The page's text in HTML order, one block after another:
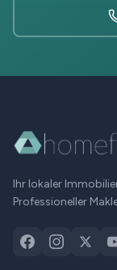
Ihr lokaler
Professioneller